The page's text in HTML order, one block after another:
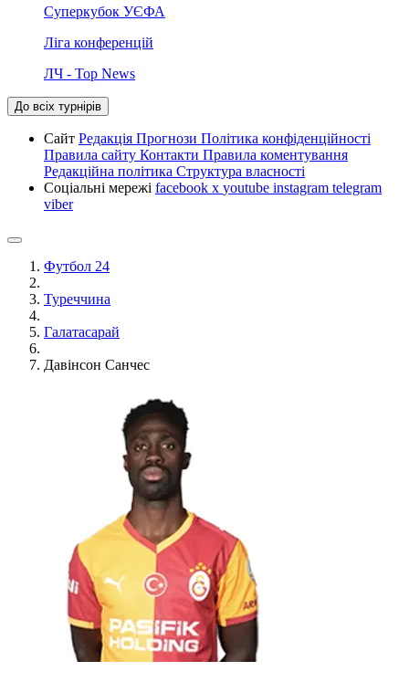
Суперкубок УЄФА
Ліга конференцій
ЛЧ - Top News
До всіх турнірів
Сайт Редакція Прогнози Політика конфіденційності
Правила сайту Контакти Правила коментування
Редакційна політика Структура власності
Соціальні мережі facebook x youtube instagram telegram
viber
Футбол 24
Туреччина
Галатасарай
Давінсон Санчес